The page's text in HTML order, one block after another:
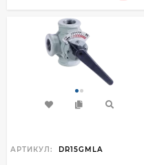
АРТИКУЛ: DR15GMLA